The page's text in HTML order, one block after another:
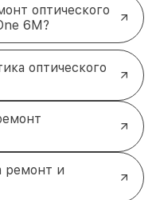
оптического
6M?
оптического
ремонт и